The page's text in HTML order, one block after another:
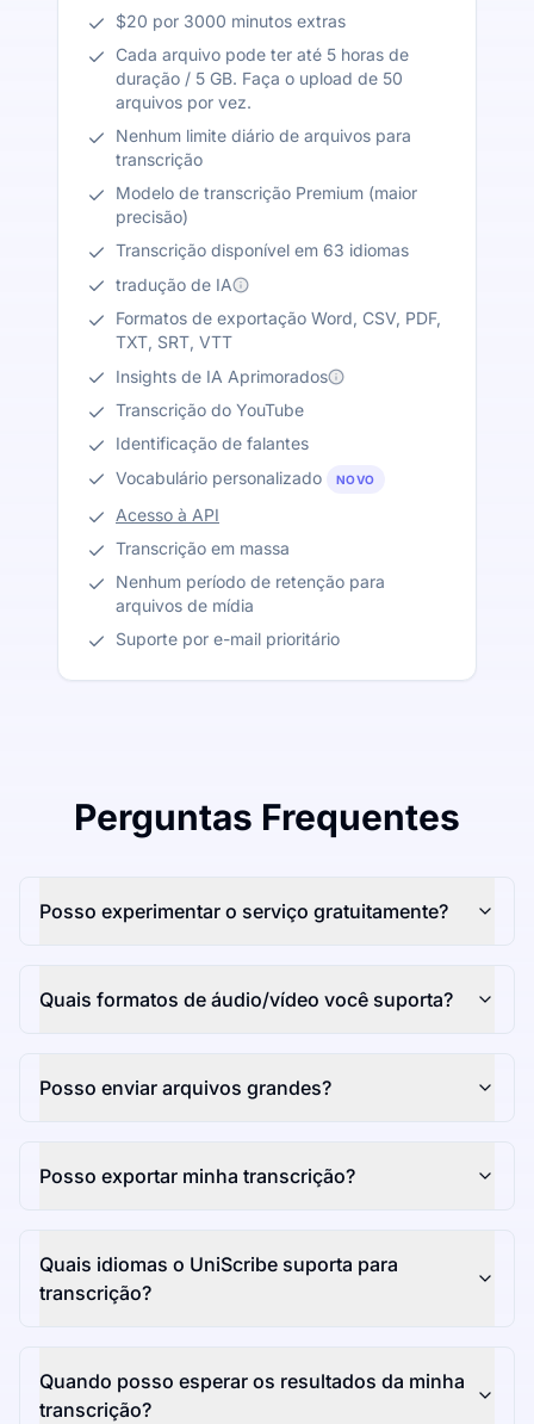
$20 por 3000 minutos extras
Cada arquivo pode ter até 5 horas de
duração / 5 GB. Faça o upload de 50
arquivos por vez.
Nenhum limite diário de arquivos para
transcrição
Modelo de transcrição Premium (maior
precisão)
Transcrição disponível em 63 idiomas
tradução de IA
Formatos de exportação Word, CSV, PDF,
TXT, SRT, VTT
Insights de IA Aprimorados
Transcrição do YouTube
Identificação de falantes
Vocabulário personalizado
NOVO
Acesso à API
Transcrição em massa
Nenhum período de retenção para
arquivos de mídia
Suporte por e-mail prioritário
Perguntas Frequentes
Posso experimentar o serviço gratuitamente?
Quais formatos de áudio/vídeo você suporta?
Posso enviar arquivos grandes?
Posso exportar minha transcrição?
Quais idiomas o UniScribe suporta para
transcrição?
Quando posso esperar os resultados da minha
transcrição?